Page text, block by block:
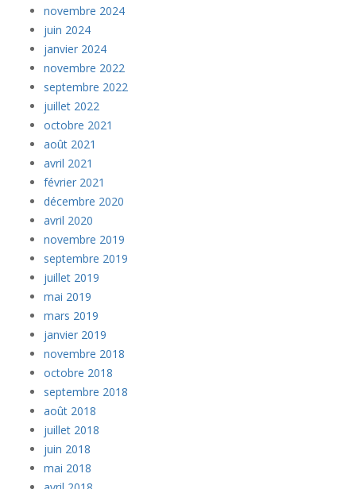
novembre 2024
juin 2024
janvier 2024
novembre 2022
septembre 2022
juillet 2022
octobre 2021
août 2021
avril 2021
février 2021
décembre 2020
avril 2020
novembre 2019
septembre 2019
juillet 2019
mai 2019
mars 2019
janvier 2019
novembre 2018
octobre 2018
septembre 2018
août 2018
juillet 2018
juin 2018
mai 2018